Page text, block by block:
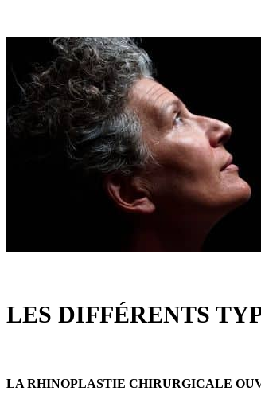
LES DIFFÉRENTS
LA RHINOPLASTIE CHIRURGICALE